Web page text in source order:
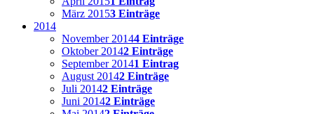
März 20153 Einträge
2014
November 20144 Einträge
Oktober 20142 Einträge
September 20141 Eintrag
August 20142 Einträge
Juli 20142 Einträge
Juni 20142 Einträge